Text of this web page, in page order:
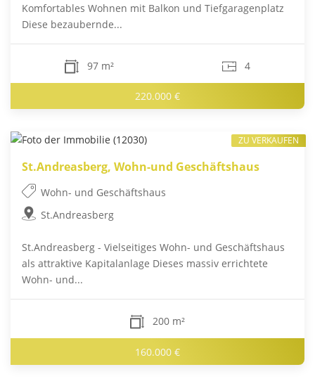
Komfortables Wohnen mit Balkon und Tiefgaragenplatz
Diese bezaubernde...
97 m² 4
220.000 €
St.Andreasberg, Wohn-und Geschäftshaus
Wohn- und Geschäftshaus
St.Andreasberg
St.Andreasberg - Vielseitiges Wohn- und Geschäftshaus
als attraktive Kapitalanlage Dieses massiv errichtete
Wohn- und...
200 m²
160.000 €
ZU VERKAUFEN